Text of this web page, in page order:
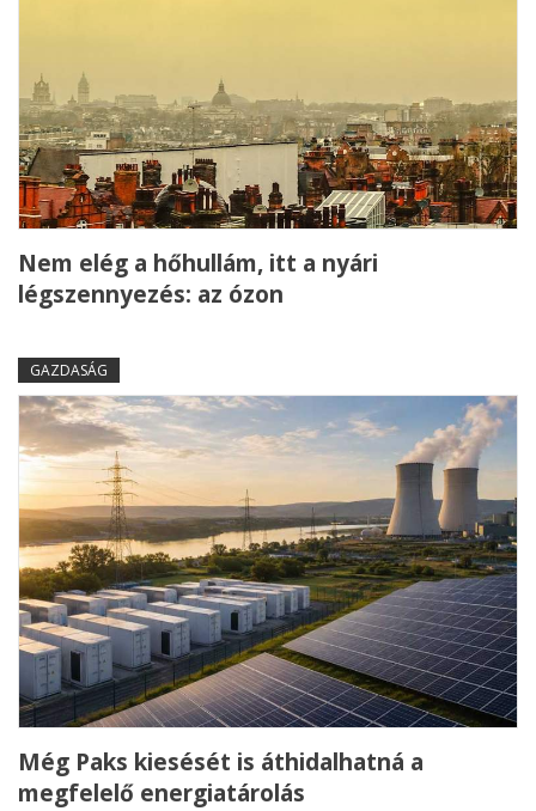
Nem elég a hőhullám, itt a nyári
légszennyezés: az ózon
GAZDASÁG
Még Paks kiesését is áthidalhatná a
megfelelő energiatárolás